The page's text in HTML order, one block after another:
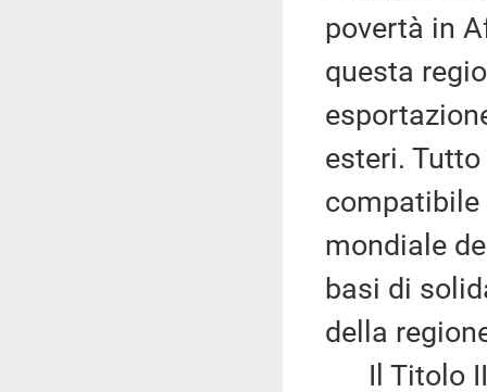
povertà in
questa
esteri.
compatibile
mondiale
basi di
della
Il Titolo II